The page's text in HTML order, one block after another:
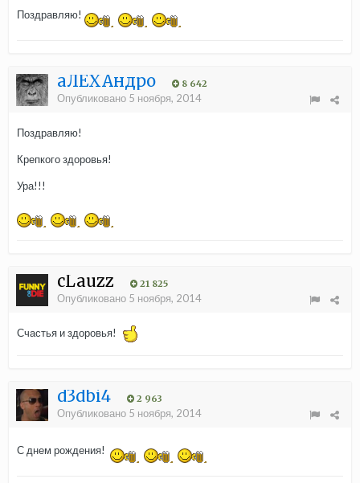
Поздравляю!
aЛЁХАндро 8 642
Опубликовано 5 ноября, 2014
Поздравляю!
Крепкого здоровья!
Ура!!!
cLauzz 21 825
Опубликовано 5 ноября, 2014
Счастья и здоровья!
d3dbi4 2 963
Опубликовано 5 ноября, 2014
С днем рождения!